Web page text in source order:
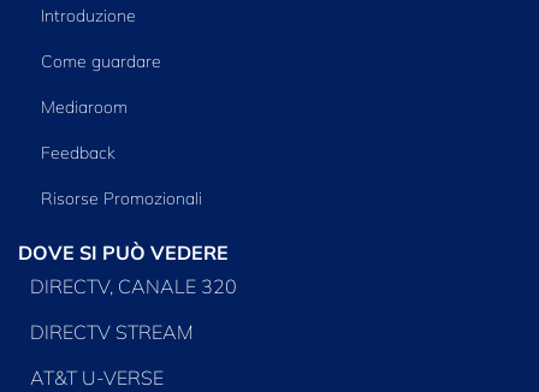
Introduzione
Come guardare
Mediaroom
Feedback
Risorse Promozionali
DOVE SI PUÒ VEDERE
DIRECTV, CANALE 320
DIRECTV STREAM
AT&T U-VERSE